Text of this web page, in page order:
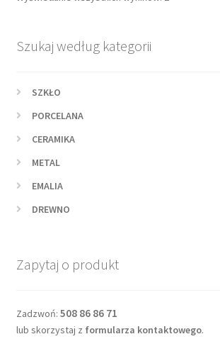
Szukaj według kategorii
SZKŁO
PORCELANA
CERAMIKA
METAL
EMALIA
DREWNO
Zapytaj o produkt
Zadzwoń: 508 86 86 71
lub skorzystaj z formularza kontaktowego.